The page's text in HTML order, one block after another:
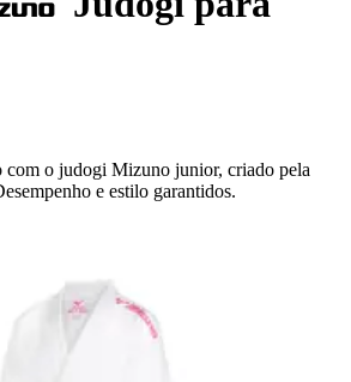
o judogi Mizuno junior, criado pela
e estilo garantidos.